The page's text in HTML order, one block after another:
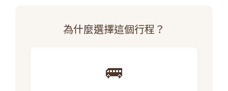
為什麼選擇這個行程？
🚌